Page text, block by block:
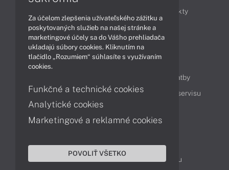
Produkty
Technológie
Videá
Obsah
Možnosti doručenia a platby
Podpora a servis
Servisné služby Cenník servisu
Kontakty
043 4224 771
Obchodné oddelenie
Reklamácia tovaru
Za účelom zlepšenia užívateľského zážitku a
poskytovaných služieb na našej stránke a
marketingové účely sa do Vášho prehliadača
ukladajú súbory cookies. Kliknutím na
tlačidlo „Rozumiem“ súhlasíte s využívaním
cookies.
Funkčné a technické cookies
Analytické cookies
Marketingové a reklamné cookies
POVOLIŤ VŠETKO